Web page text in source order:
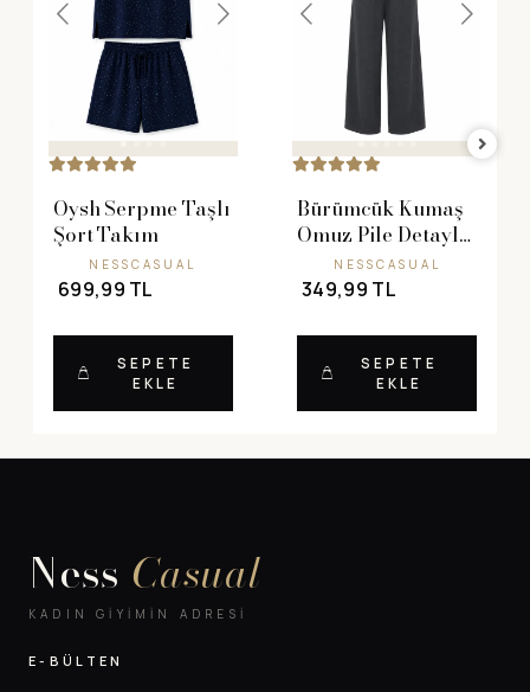
Oysh Serpme Taşlı
Şort Takım
NESSCASUAL
699,99 TL
SEPETE
EKLE
Bürümcük Kumaş
Omuz Pile Detaylı
TakımNESSCASUAL
349,99 TL
SEPETE
EKLE
Ness Casual
KADIN GIYIMIN ADRESI
E-BÜLTEN